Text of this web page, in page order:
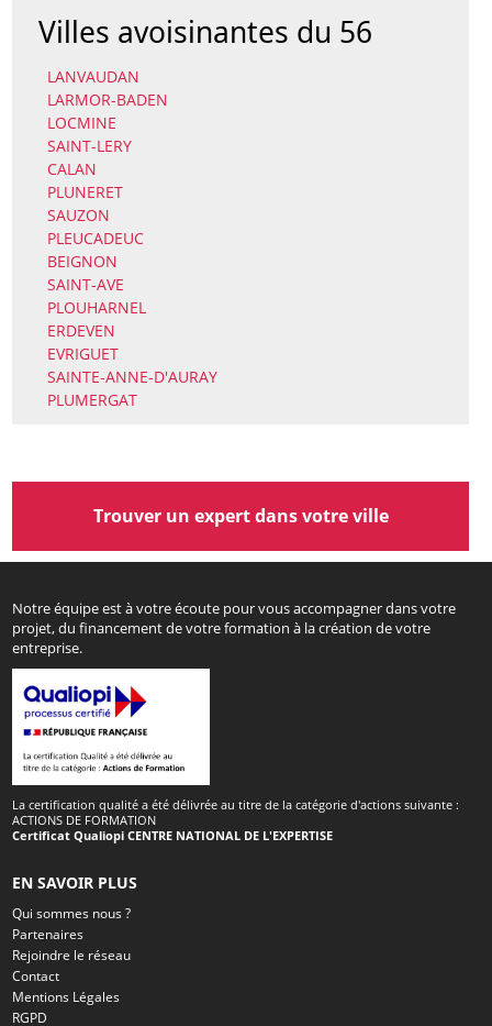
Villes avoisinantes du 56
LANVAUDAN
LARMOR-BADEN
LOCMINE
SAINT-LERY
CALAN
PLUNERET
SAUZON
PLEUCADEUC
BEIGNON
SAINT-AVE
PLOUHARNEL
ERDEVEN
EVRIGUET
SAINTE-ANNE-D'AURAY
PLUMERGAT
Trouver un expert dans votre ville
Notre équipe est à votre écoute pour vous accompagner dans votre
projet, du financement de votre formation à la création de votre
entreprise.
La certification qualité a été délivrée au titre de la catégorie d'actions suivante :
ACTIONS DE FORMATION
Certificat Qualiopi CENTRE NATIONAL DE L'EXPERTISE
EN SAVOIR PLUS
Qui sommes nous ?
Partenaires
Rejoindre le réseau
Contact
Mentions Légales
RGPD